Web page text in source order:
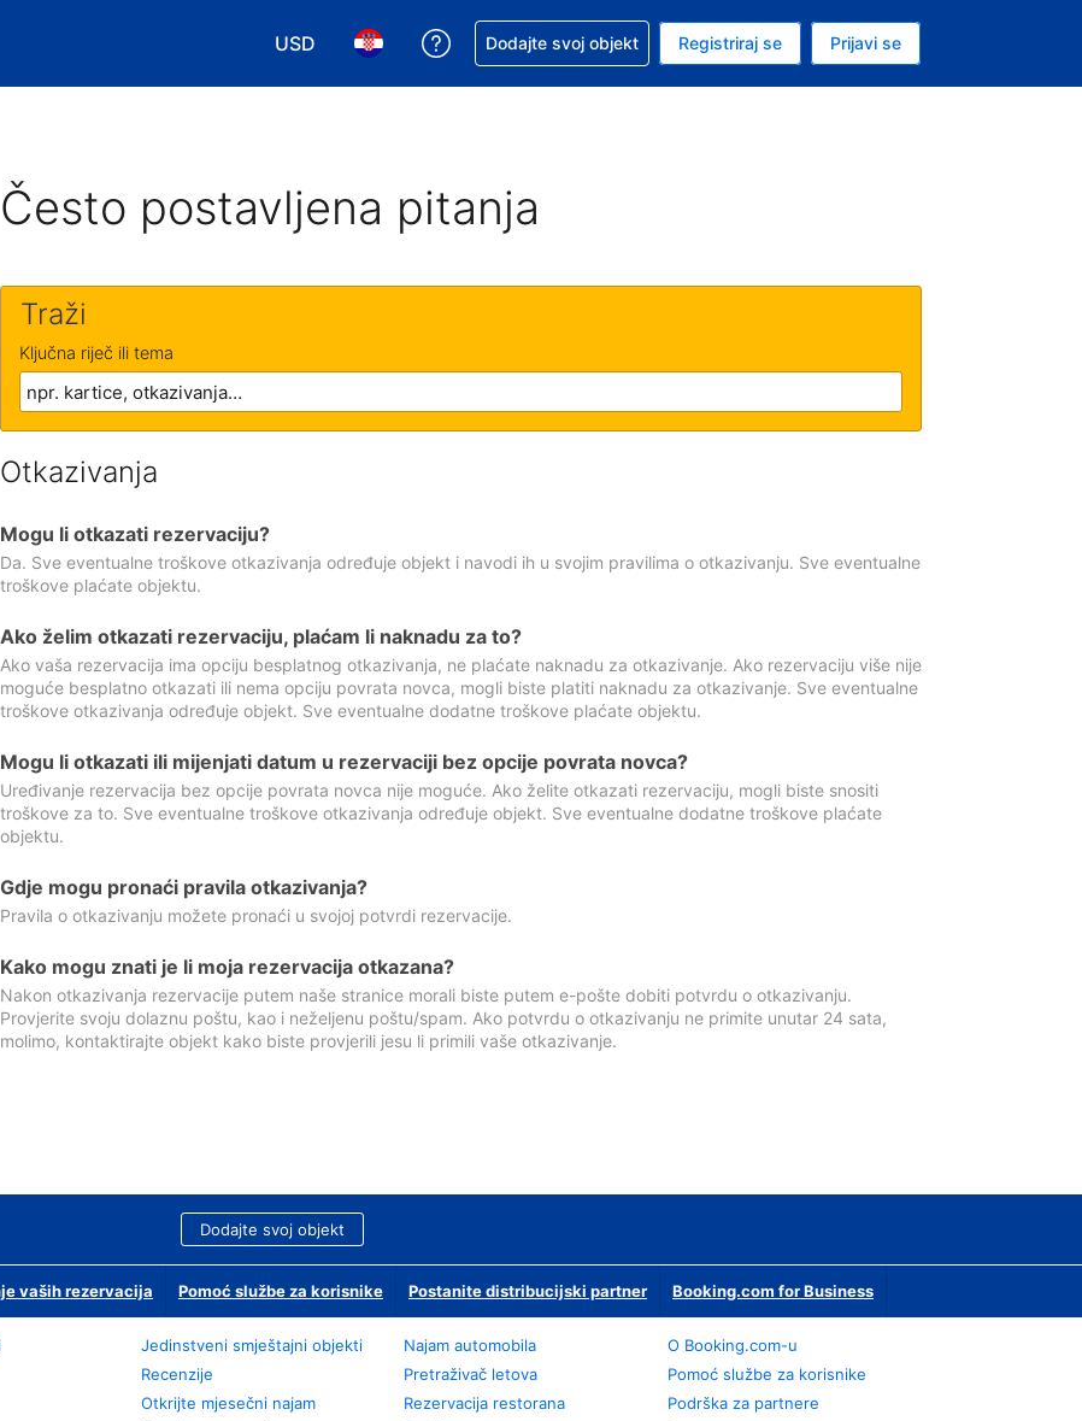
USD
Odaberite valutu. Vaša je trenutačna valuta Američki dolar
Odaberite svoj jezik. Vaš je trenutačni jezik Hrvatskom
Zatražite pomoć sa svojom rezervacijom
Dodajte svoj objekt Registriraj se Prijavi se
Često postavljena pitanja
Traži
Ključna riječ ili tema
Otkazivanja
Mogu li otkazati rezervaciju?
Da. Sve eventualne troškove otkazivanja određuje objekt i navodi ih u svojim pravilima o otkazivanju. Sve eventualne
troškove plaćate objektu.
Ako želim otkazati rezervaciju, plaćam li naknadu za to?
Ako vaša rezervacija ima opciju besplatnog otkazivanja, ne plaćate naknadu za otkazivanje. Ako rezervaciju više nije
moguće besplatno otkazati ili nema opciju povrata novca, mogli biste platiti naknadu za otkazivanje. Sve eventualne
troškove otkazivanja određuje objekt. Sve eventualne dodatne troškove plaćate objektu.
Mogu li otkazati ili mijenjati datum u rezervaciji bez opcije povrata novca?
Uređivanje rezervacija bez opcije povrata novca nije moguće. Ako želite otkazati rezervaciju, mogli biste snositi
troškove za to. Sve eventualne troškove otkazivanja određuje objekt. Sve eventualne dodatne troškove plaćate
objektu.
Gdje mogu pronaći pravila otkazivanja?
Pravila o otkazivanju možete pronaći u svojoj potvrdi rezervacije.
Kako mogu znati je li moja rezervacija otkazana?
Nakon otkazivanja rezervacije putem naše stranice morali biste putem e-pošte dobiti potvrdu o otkazivanju.
Provjerite svoju dolaznu poštu, kao i neželjenu poštu/spam. Ako potvrdu o otkazivanju ne primite unutar 24 sata,
molimo, kontaktirajte objekt kako biste provjerili jesu li primili vaše otkazivanje.
Dodajte svoj objekt
vaših rezervacija Pomoć službe za korisnike Postanite distribucijski partner Booking.com for Business
Jedinstveni smještajni objekti
Recenzije
Otkrijte mjesečni najam
Najam automobila
Pretraživač letova
Rezervacija restorana
O Booking.com-u
Pomoć službe za korisnike
Podrška za partnere